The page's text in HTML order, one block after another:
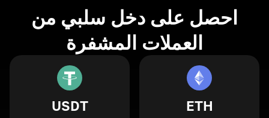
احصل على دخل سلبي من
العملات المشفرة
ETH
USDT